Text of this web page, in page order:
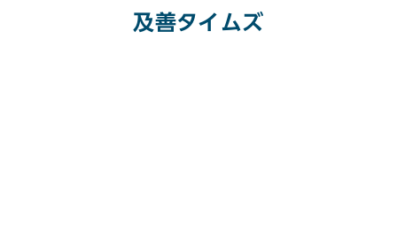
及善タイムズ